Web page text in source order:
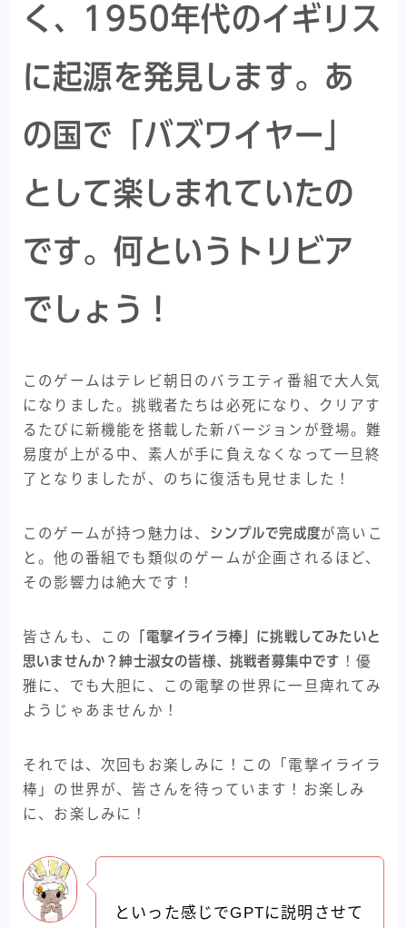
く、1950年代のイギリス
に起源を発見します。あ
の国で「バズワイヤー」
として楽しまれていたの
です。何というトリビア
でしょう！
このゲームはテレビ朝日のバラエティ番組で大人気
になりました。挑戦者たちは必死になり、クリアす
るたびに新機能を搭載した新バージョンが登場。難
易度が上がる中、素人が手に負えなくなって一旦終
了となりましたが、のちに復活も見せました！
このゲームが持つ魅力は、 シンプルで完成度が高いこ
と。他の番組でも類似のゲームが企画されるほど、
その影響力は絶大です！
皆さんも、この
「電撃イライラ棒」に挑戦してみたいと
思いませんか？紳士淑女の皆様、挑戦者募集中です ！優
雅に、でも大胆に、この電撃の世界に一旦痺れてみ
ようじゃあませんか！
それでは、次回もお楽しみに！この「電撃イライラ
棒」の世界が、皆さんを待っています！お楽しみ
に、お楽しみに！
といった感じでGPTに説明させて